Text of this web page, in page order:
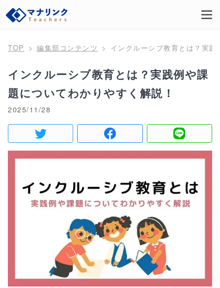
TOP 編集部コンテンツ インクルーシブ教育とは？実
インクルーシブ教育とは？実践例や課
題についてわかりやすく解説！
2025/11/28